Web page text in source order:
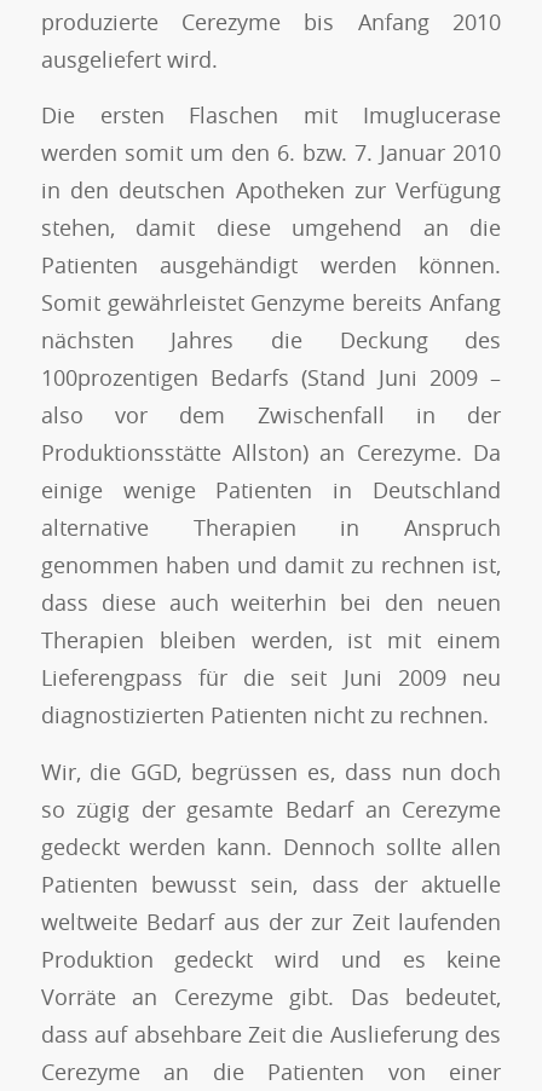
produzierte Cerezyme bis Anfang 2010
ausgeliefert wird.
Die ersten Flaschen mit Imuglucerase
werden somit um den 6. bzw. 7. Januar 2010
in den deutschen Apotheken zur Verfügung
stehen, damit diese umgehend an die
Patienten ausgehändigt werden können.
Somit gewährleistet Genzyme bereits Anfang
nächsten Jahres die Deckung des
100prozentigen Bedarfs (Stand Juni 2009 –
also vor dem Zwischenfall in der
Produktionsstätte Allston) an Cerezyme. Da
einige wenige Patienten in Deutschland
alternative Therapien in Anspruch
genommen haben und damit zu rechnen ist,
dass diese auch weiterhin bei den neuen
Therapien bleiben werden, ist mit einem
Lieferengpass für die seit Juni 2009 neu
diagnostizierten Patienten nicht zu rechnen.
Wir, die GGD, begrüssen es, dass nun doch
so zügig der gesamte Bedarf an Cerezyme
gedeckt werden kann. Dennoch sollte allen
Patienten bewusst sein, dass der aktuelle
weltweite Bedarf aus der zur Zeit laufenden
Produktion gedeckt wird und es keine
Vorräte an Cerezyme gibt. Das bedeutet,
dass auf absehbare Zeit die Auslieferung des
Cerezyme an die Patienten von einer